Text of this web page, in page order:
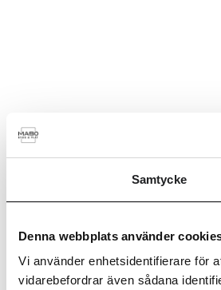
Samtycke
Denna webbplats använder
Vi använder enhetsidentifierare för
vidarebefordrar även sådana